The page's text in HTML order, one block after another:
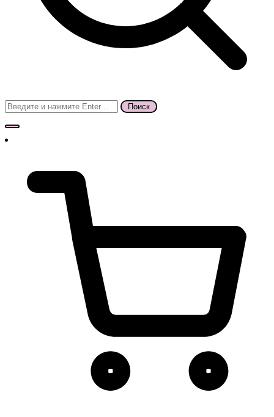
Поиск
для: